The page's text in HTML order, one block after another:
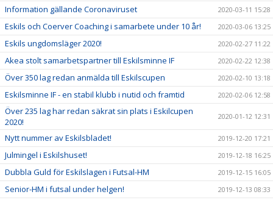
Information gällande Coronaviruset 2020-03-11 15:28
Eskils och Coerver Coaching i samarbete under 10 år! 2020-03-06 13:25
Eskils ungdomsläger 2020! 2020-02-27 11:22
Akea stolt samarbetspartner till Eskilsminne IF 2020-02-22 12:38
Över 350 lag redan anmälda till Eskilscupen 2020-02-10 13:18
Eskilsminne IF - en stabil klubb i nutid och framtid 2020-02-06 12:58
Över 235 lag har redan säkrat sin plats i Eskilcupen
2020!
2020-01-12 12:31
Nytt nummer av Eskilsbladet! 2019-12-20 17:21
Julmingel i Eskilshuset! 2019-12-18 16:25
Dubbla Guld för Eskilslagen i Futsal-HM 2019-12-15 16:05
Senior-HM i futsal under helgen! 2019-12-13 08:33